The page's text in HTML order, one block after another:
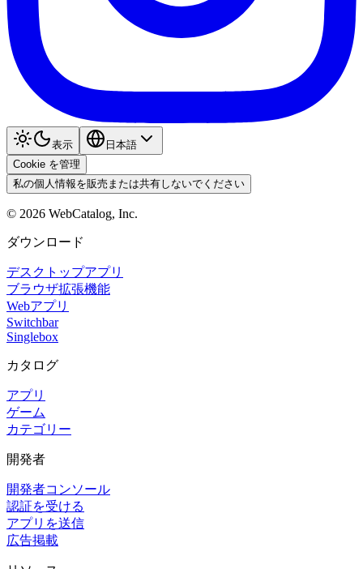
表示
日本語
Cookie を管理
私の個人情報を販売または共有しないでください
© 2026 WebCatalog, Inc.
ダウンロード
デスクトップアプリ
ブラウザ拡張機能
Webアプリ
Switchbar
Singlebox
カタログ
アプリ
ゲーム
カテゴリー
開発者
開発者コンソール
認証を受ける
アプリを送信
広告掲載